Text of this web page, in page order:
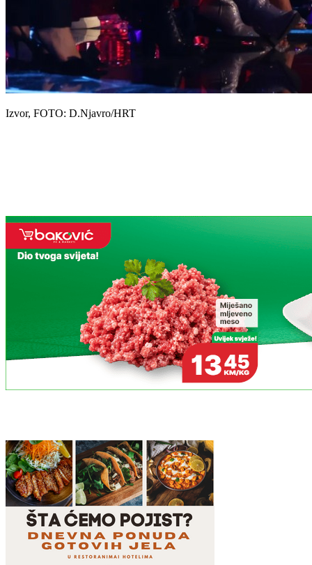
Izvor, FOTO: D.Njavro/HRT